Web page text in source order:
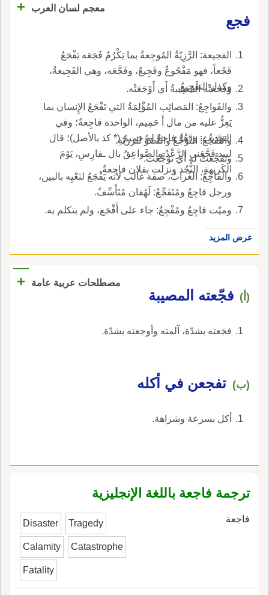
معجم لسان العرب
+
فجع
الفجيعة: الرَّزِيّةُ المُوجِعةُ بما يَكْرُمُ فَجَعَه يَفْجَعُ
فَجْعاً، فهو مَفْجُوعٌ وفَجِيعٌ، وفَجَّعَه، وهي الفَجِيعةُ،
وكذل التفْجِيعُ.
وفَجَعَتْه المُصِيبةُ أَي أَوْجَعَتْه.
والفَواجِعُ: المَصائِب المُؤْلِمَةُ التي تَفْجَعُ الإِنسان بما
يَعِزُّ عليه من مال أَ حَمِيم، الواحدة فاجِعةٌ؛ وفي
التهذيب: ودَهْرٌ فاجعٌ له حَمِيمٌ (* كذ بالأصل)؛ قال
لبيد فَجَّعَني الرَّعْدُ والصَّواعِقُ بال ـفارِسِ، يَوْمَ
الكَريهةِ، النُّجُد ونزلت بفلان فاجِعةٌ.
والتَّفَجُّعُ: التَّوَجُّعُ والتَّضَوُّ للرزيّةِ.
وتَفَجَّعَتْ له أَي تَوَجَّعَت.
والفاجِعُ: الغُرابُ، صفة غالب لأَنه يَفْجَعُ لنَعْيِه بالبين،
ورجل فاجِعٌ ومُتَفَجِّعٌ: لَهْفان مُتَأَسِّفٌ.
وميّت فاجِعٌ ومُفْجِعٌ: جاء على أَفْجَع، ولم يتكلم به.
عرض المزيد
مصطلحات عربية عامة +
(أ) فجّعته المصيبة
فجَعته بشدّة، آلمته وأوجعته بشدّة.
(ب) تفجعن في أكله
أكل بسرعة وشراهة.
ترجمة فاجعة باللغة الإنجليزية
فاجعة Disaster Tragedy
Calamity Catastrophe
Fatality